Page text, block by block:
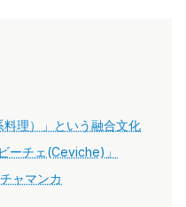
理）」という融合文化
ーチェ(Ceviche)」
ャマンカ